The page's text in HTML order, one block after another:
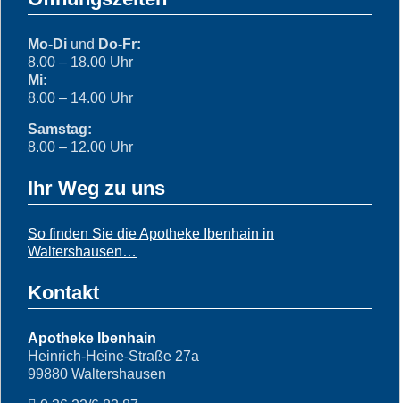
Mo-Di und Do-Fr:
8.00 – 18.00 Uhr
Mi:
8.00 – 14.00 Uhr
Samstag:
8.00 – 12.00 Uhr
Ihr Weg zu uns
So finden Sie die Apotheke Ibenhain in
Waltershausen…
Kontakt
Apotheke Ibenhain
Heinrich-Heine-Straße 27a
99880 Waltershausen